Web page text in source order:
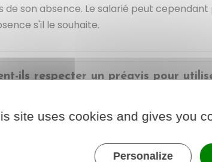
de son absence. Le salarié peut
s'il le souhaite.
ils respecter un préavis pour
un mouvement de grève peut être
site uses cookies and gives you
Personalize